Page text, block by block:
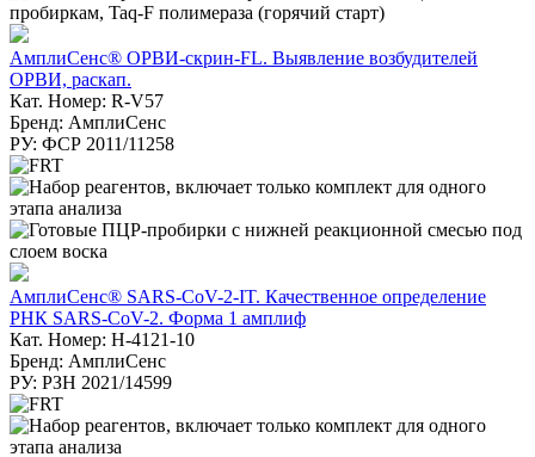
АмплиСенс® ОРВИ-скрин-FL. Выявление возбудителей
ОРВИ, раскап.
Кат. Номер: R-V57
Бренд: АмплиСенс
РУ: ФСР 2011/11258
АмплиСенс® SARS-CoV-2-IT. Качественное определение
РНК SARS-CoV-2. Форма 1 амплиф
Кат. Номер: Н-4121-10
Бренд: АмплиСенс
РУ: РЗН 2021/14599